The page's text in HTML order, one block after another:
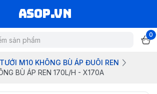
asop.vn
0
M10 KHÔNG BÙ ÁP ĐUÔI REN
BÙ ÁP REN 170L/H - X170A